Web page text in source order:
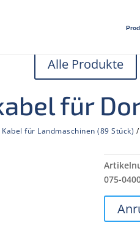
Alle Produkte
für
Kabel für Landmaschinen (89 Stück)
075-